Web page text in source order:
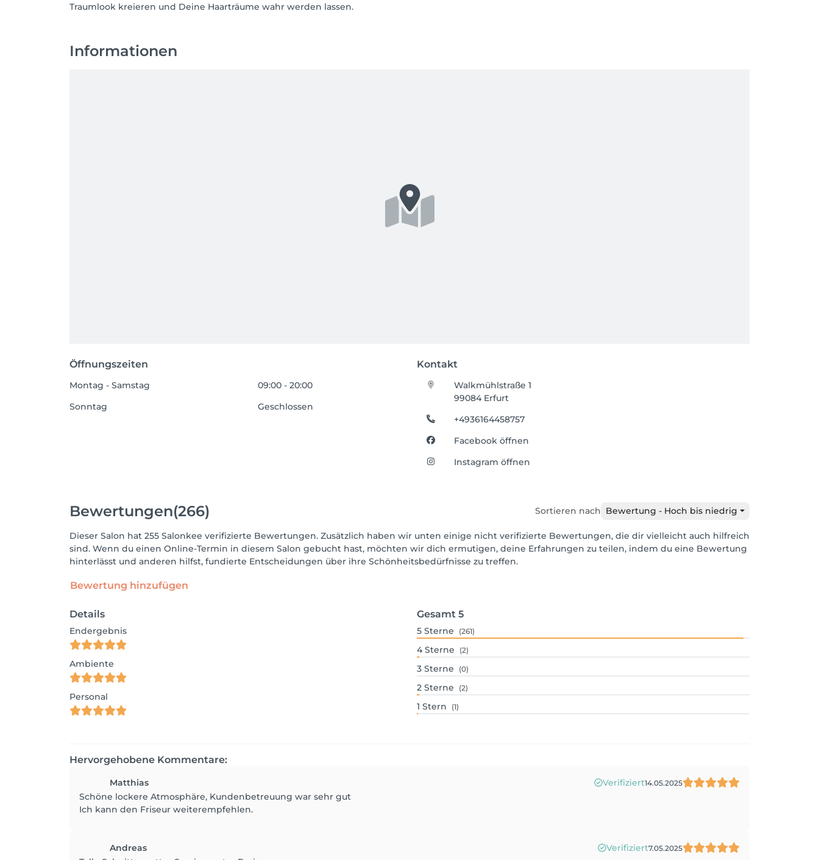
Traumlook kreieren und Deine Haarträume wahr werden lassen.
Informationen
Öffnungszeiten Kontakt
Montag - Samstag
09:00 - 20:00
Sonntag
Geschlossen
Walkmühlstraße 1
99084 Erfurt
+4936164458757
Facebook öffnen
Instagram öffnen
Bewertungen(266) Sortieren nach Bewertung - Hoch bis niedrig
Dieser Salon hat 255 Salonkee verifizierte Bewertungen. Zusätzlich haben wir unten einige nicht verifizierte Bewertungen, die dir vielleicht auch hilfreich
sind. Wenn du einen Online-Termin in diesem Salon gebucht hast, möchten wir dich ermutigen, deine Erfahrungen zu teilen, indem du eine Bewertung
hinterlässt und anderen hilfst, fundierte Entscheidungen über ihre Schönheitsbedürfnisse zu treffen.
Bewertung hinzufügen
Details
Endergebnis
Ambiente
Personal
Gesamt 5
5 Sterne (261)
4 Sterne (2)
3 Sterne (0)
2 Sterne (2)
1 Stern (1)
Hervorgehobene Kommentare:
Matthias Verifiziert14.05.2025
Schöne lockere Atmosphäre, Kundenbetreuung war sehr gut
Ich kann den Friseur weiterempfehlen.
Andreas Verifiziert7.05.2025